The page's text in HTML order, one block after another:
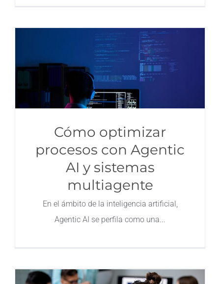
Cómo optimizar
procesos con Agentic
AI y sistemas
multiagente
En el ámbito de la inteligencia artificial,
Agentic AI se perfila como una